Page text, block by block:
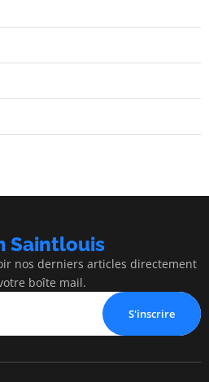
Saintlouis
nos derniers articles directement
boîte mail.
S'inscrire